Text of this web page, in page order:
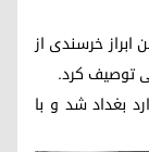
خرسندی از
توصیف کرد.
روز چهارشنبه ۱۳ تیرما۱۴۰۳، وارد بغداد شد و با